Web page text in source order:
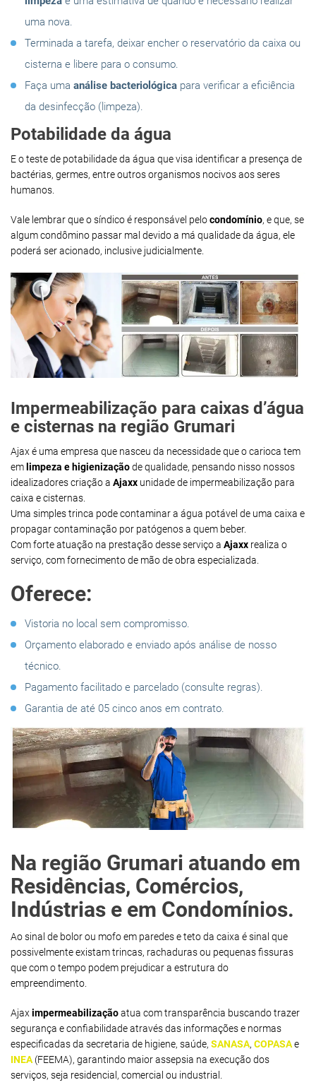
uma nova.
Terminada a tarefa, deixar encher o reservatório da caixa ou
cisterna e libere para o consumo.
Faça uma análise bacteriológica para verificar a eficiência
da desinfecção (limpeza).
Potabilidade da água
E o teste de potabilidade da água que visa identificar a presença de
bactérias, germes, entre outros organismos nocivos aos seres
humanos.
Vale lembrar que o síndico é responsável pelocondomínio, e que, se
algum condômino passar mal devido a má qualidade da água, ele
poderá ser acionado, inclusive judicialmente.
Impermeabilização para caixas d’água
e cisternas na região Grumari
Ajax é uma empresa que nasceu da necessidade que o carioca tem
em limpeza e higienizaçãode qualidade, pensando nisso nossos
idealizadores criação a Ajaxx unidade de impermeabilização para
caixa e cisternas.
Uma simples trinca pode contaminar a água potável de uma caixa e
propagar contaminação por patógenos a quem beber.
Com forte atuação na prestação desse serviço a Ajaxx realiza o
serviço, com fornecimento de mão de obra especializada.
Oferece:
Vistoria no local sem compromisso.
Orçamento elaborado e enviado após análise de nosso
técnico.
Pagamento facilitado e parcelado (consulte regras).
Garantia de até 05 cinco anos em contrato.
Na região Grumari atuando em
Residências, Comércios,
Indústrias e em Condomínios.
Ao sinal de bolor ou mofo em paredes e teto da caixa é sinal que
possivelmente existam trincas, rachaduras ou pequenas fissuras
que com o tempo podem prejudicar a estrutura do
empreendimento.
Ajaximpermeabilizaçãoatua com transparência buscando trazer
segurança e confiabilidade através das informações e normas
especificadas da secretaria de higiene, saúde, SANASA, COPASAe
INEA (FEEMA), garantindo maior assepsia na execução dos
serviços, seja residencial, comercial ou industrial.